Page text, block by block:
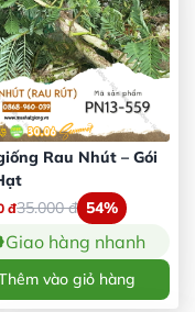
Rau Nhút – Gói
đ35.000đ 54%
Giao hàng nhanh
vào giỏ hàng